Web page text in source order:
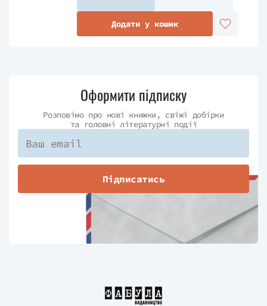
Додати у кошик
Оформити підписку
Розповімо про нові книжки, свіжі добірки
та головні літературні події
Підписатись